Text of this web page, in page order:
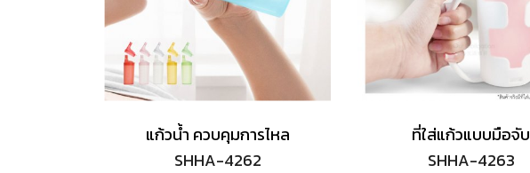
แก้วน้ำ ควบคุมการไหล
SHHA-4262
ที่ใส่แก้วแบบมือจับ
SHHA-4263